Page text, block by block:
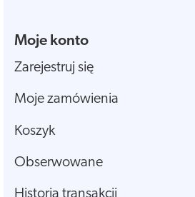
Moje konto
Zarejestruj się
Moje zamówienia
Koszyk
Obserwowane